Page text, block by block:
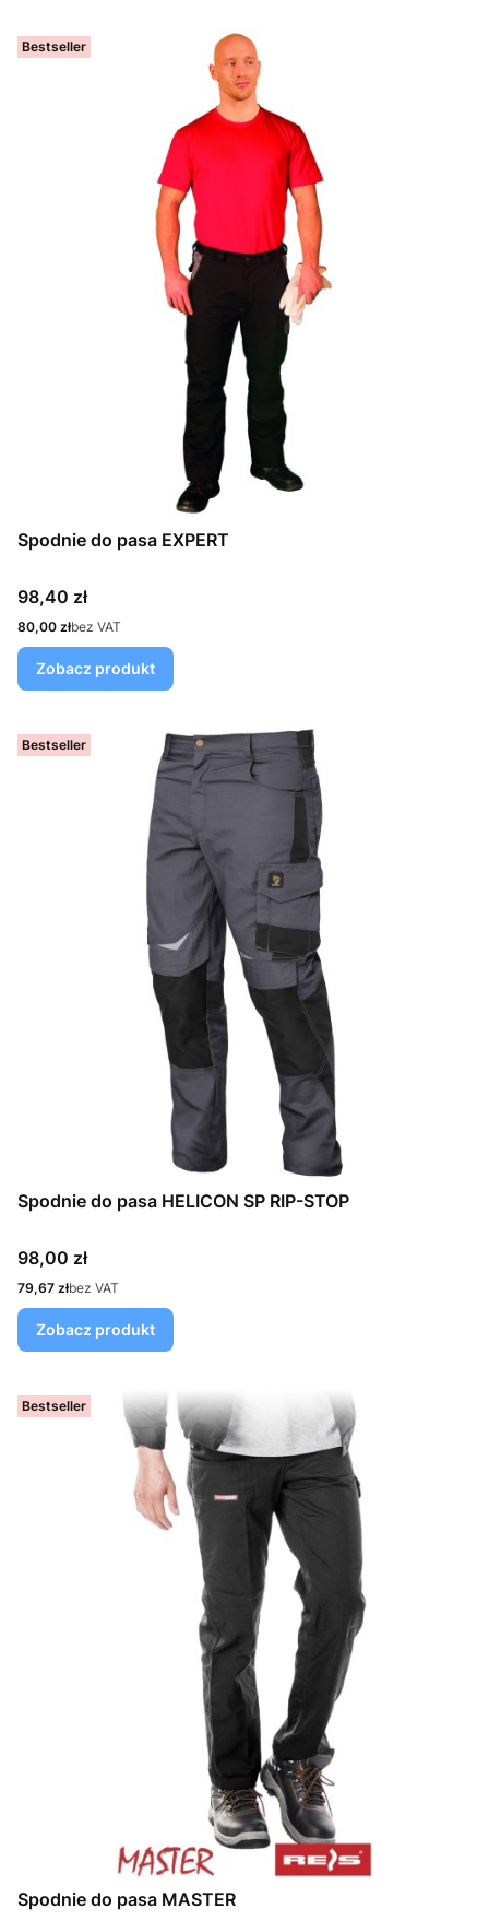
Bestseller
Spodnie do pasa EXPERT
Cena
98,40 zł
Cena
80,00 złbez VAT
Zobacz produkt
Bestseller
Spodnie do pasa HELICON SP RIP-STOP
Cena
98,00 zł
Cena
79,67 złbez VAT
Zobacz produkt
Bestseller
Spodnie do pasa MASTER